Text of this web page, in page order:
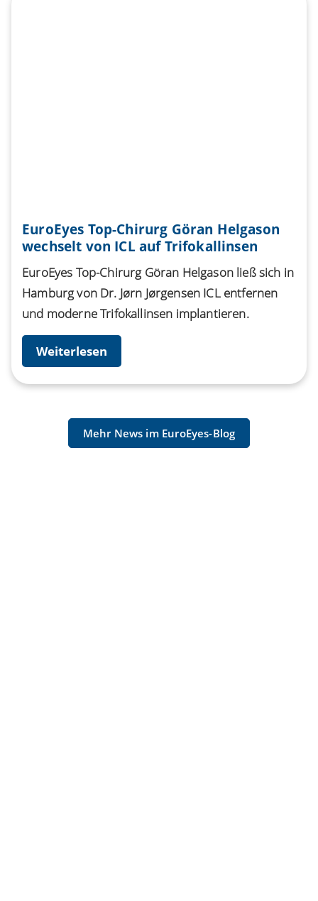
EuroEyes Top-Chirurg Göran Helgason
wechselt von ICL auf Trifokallinsen
EuroEyes Top-Chirurg Göran Helgason ließ sich in
Hamburg von Dr. Jørn Jørgensen ICL entfernen
und moderne Trifokallinsen implantieren.
Weiterlesen
Mehr News im EuroEyes-Blog